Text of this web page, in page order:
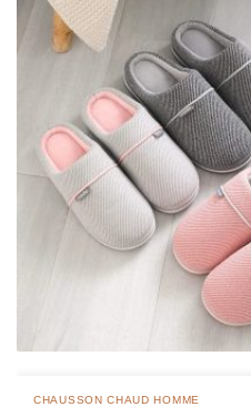
CHAUSSON CHAUD HOMME​